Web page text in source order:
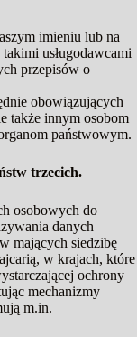
imieniu lub na
usługodawcami
przepisów o
obowiązujących
także innym osobom
państwowym.
trzecich.
osobowych do
danych
mających siedzibę
w krajach, które
ochrony
mechanizmy
m.in.